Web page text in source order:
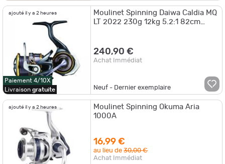
ajouté il y a 2 heures
Paiement 4/10X
Livraison gratuite
Moulinet Spinning Daiwa Caldia MQ
LT 2022 230g 12kg 5.2:1 82cm
240,90 €
Achat Immédiat
Neuf - Dernier exemplaire
ajouté il y a 2 heures
Moulinet Spinning Okuma Aria
1000A
16,99 €
au lieu de30,00 €
Achat Immédiat